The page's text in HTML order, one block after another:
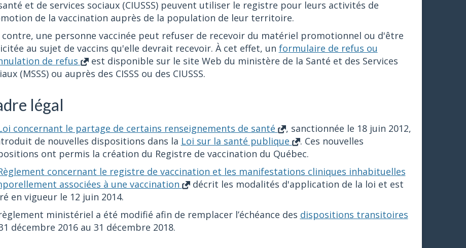
et de services sociaux (CIUSSS) peuvent utiliser le registre pour leurs activités de
de la vaccination auprès de la population de leur territoire.
contre, une personne vaccinée peut refuser de recevoir du matériel promotionnel ou d'être
au sujet de vaccins qu'elle devrait recevoir. À cet effet, un formulaire de refus ou
de refus
est disponible sur le site Web du ministère de la Santé et des Services
(MSSS) ou auprès des CISSS ou des CIUSSS.
légal
concernant le partage de certains renseignements de santé
, sanctionnée le 18 juin 2012,
de nouvelles dispositions dans la Loi sur la santé publique
. Ces nouvelles
ont permis la création du Registre de vaccination du Québec.
concernant le registre de vaccination et les manifestations cliniques inhabituelles
associées à une vaccination
décrit les modalités d'application de la loi et est
en vigueur le 12 juin 2014.
ministériel a été modifié afin de remplacer l’échéance des dispositions transitoires
décembre 2016 au 31 décembre 2018.